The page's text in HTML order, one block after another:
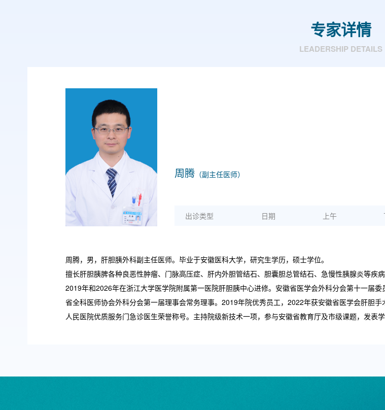
专家详情
LEADERSHIP DETAILS
周腾（副主任医师）
出诊类型 日期 上午
周腾，男，肝胆胰外科副主任医师。毕业于安徽医科大学，研究生学历，硕士学位。
擅长肝胆胰脾各种良恶性肿瘤、门脉高压症、肝内外胆管结石、胆囊胆总管结石、急慢性胰腺炎等疾病
2019年和2026年在浙江大学医学院附属第一医院肝胆胰中心进修。安徽省医学会外科分会第十一届
省全科医师协会外科分会第一届理事会常务理事。2019年院优秀员工，2022年获安徽省医学会肝胆
人民医院优质服务门急诊医生荣誉称号。主持院级新技术一项，参与安徽省教育厅及市级课题，发表